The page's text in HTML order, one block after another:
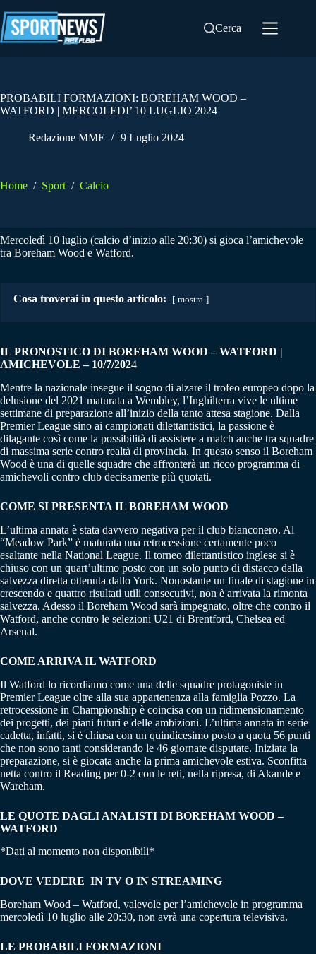
al
contenuto
Cerca
PROBABILI FORMAZIONI: BOREHAM WOOD –
WATFORD | MERCOLEDI’ 10 LUGLIO 2024
Redazione MME 9 Luglio 2024
Home / Sport / Calcio
Mercoledì 10 luglio (calcio d’inizio alle 20:30) si gioca l’amichevole
tra Boreham Wood e Watford.
Cosa troverai in questo articolo: mostra
IL PRONOSTICO DI BOREHAM WOOD – WATFORD |
AMICHEVOLE – 10/7/2024
Mentre la nazionale insegue il sogno di alzare il trofeo europeo dopo la
delusione del 2021 maturata a Wembley, l’Inghilterra vive le ultime
settimane di preparazione all’inizio della tanto attesa stagione. Dalla
Premier League sino ai campionati dilettantistici, la passione è
dilagante così come la possibilità di assistere a match anche tra squadre
di massima serie contro realtà di provincia. In questo senso il Boreham
Wood è una di quelle squadre che affronterà un ricco programma di
amichevoli contro club decisamente più quotati.
COME SI PRESENTA IL BOREHAM WOOD
L’ultima annata è stata davvero negativa per il club bianconero. Al
“Meadow Park” è maturata una retrocessione certamente poco
esaltante nella National League. Il torneo dilettantistico inglese si è
chiuso con un quart’ultimo posto con un solo punto di distacco dalla
salvezza diretta ottenuta dallo York. Nonostante un finale di stagione in
crescendo e quattro risultati utili consecutivi, non è arrivata la rimonta
salvezza. Adesso il Boreham Wood sarà impegnato, oltre che contro il
Watford, anche contro le selezioni U21 di Brentford, Chelsea ed
Arsenal.
COME ARRIVA IL WATFORD
Il Watford lo ricordiamo come una delle squadre protagoniste in
Premier League oltre alla sua appartenenza alla famiglia Pozzo. La
retrocessione in Championship è coincisa con un ridimensionamento
dei progetti, dei piani futuri e delle ambizioni. L’ultima annata in serie
cadetta, infatti, si è chiusa con un quindicesimo posto a quota 56 punti
che non sono tanti considerando le 46 giornate disputate. Iniziata la
preparazione, si è giocata anche la prima amichevole estiva. Sconfitta
netta contro il Reading per 0-2 con le reti, nella ripresa, di Akande e
Wareham.
LE QUOTE DAGLI ANALISTI DI BOREHAM WOOD –
WATFORD
*Dati al momento non disponibili*
DOVE VEDERE IN TV O IN STREAMING
Boreham Wood – Watford, valevole per l’amichevole in programma
mercoledì 10 luglio alle 20:30, non avrà una copertura televisiva.
LE PROBABILI FORMAZIONI